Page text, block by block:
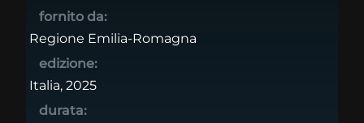
fornito da:
Regione Emilia-Romagna
edizione:
Italia, 2025
durata: